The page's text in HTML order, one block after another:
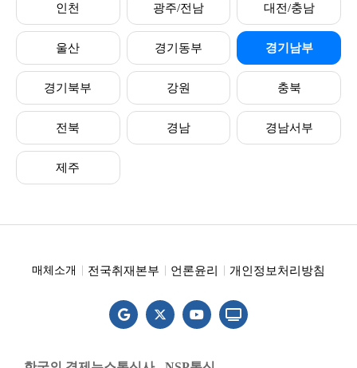
인천 광주/전남 대전/충남
울산 경기동부 경기남부
경기북부 강원 충북
전북 경남 경남서부
제주
매체소개 전국취재본부 언론윤리 개인정보처리방침